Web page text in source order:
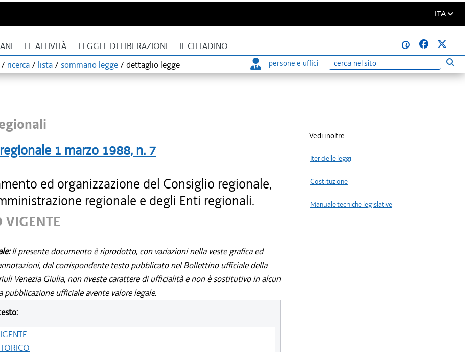
ITA
LE ATTIVITÀ LEGGI E DELIBERAZIONI IL CITTADINO
@
/ ricerca / lista / sommario legge / dettaglio legge persone e uffici
Ricerca
1 marzo 1988, n. 7
ed organizzazione del Consiglio regionale,
regionale e degli Enti regionali.
VIGENTE
Il presente documento è riprodotto, con variazioni nella veste grafica ed
dal corrispondente testo pubblicato nel Bollettino ufficiale della
Venezia Giulia, non riveste carattere di ufficialità e non è sostitutivo in alcun
pubblicazione ufficiale avente valore legale.
Vedi inoltre
Iter delle leggi
Costituzione
Manuale tecniche legislative